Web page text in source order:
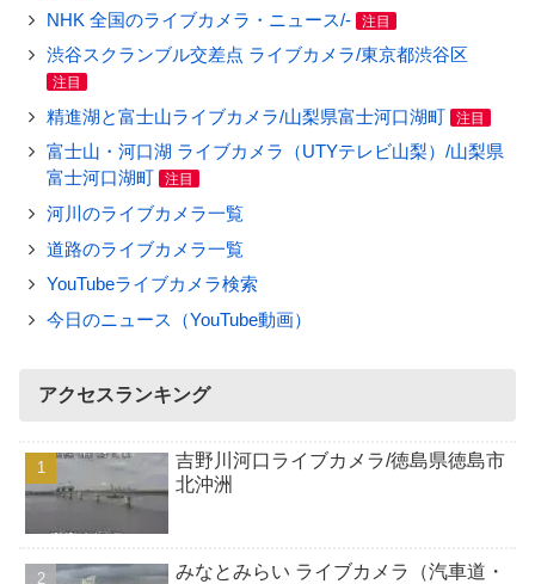
NHK 全国のライブカメラ・ニュース/- 注目
渋谷スクランブル交差点 ライブカメラ/東京都渋谷区
注目
精進湖と富士山ライブカメラ/山梨県富士河口湖町 注目
富士山・河口湖 ライブカメラ（UTYテレビ山梨）/山梨県
富士河口湖町
注目
河川のライブカメラ一覧
道路のライブカメラ一覧
YouTubeライブカメラ検索
今日のニュース（YouTube動画）
アクセスランキング
吉野川河口ライブカメラ/徳島県徳島市
北沖洲
みなとみらい ライブカメラ（汽車道・